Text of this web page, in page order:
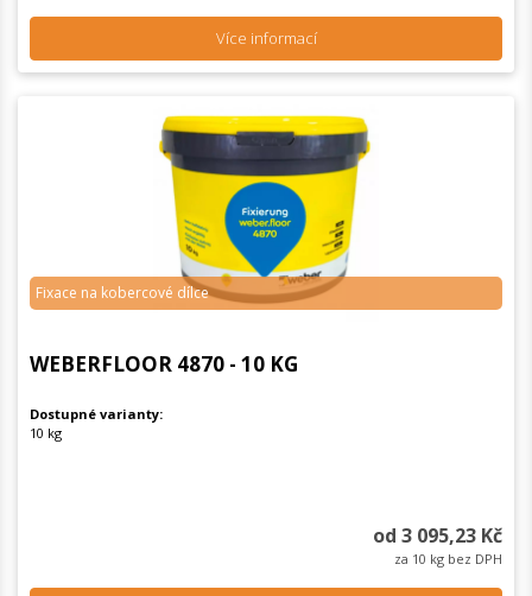
Více informací
Fixace na kobercové dílce
WEBERFLOOR 4870 - 10 KG
Dostupné varianty:
10 kg
od 3 095,23 Kč
za 10 kg bez DPH